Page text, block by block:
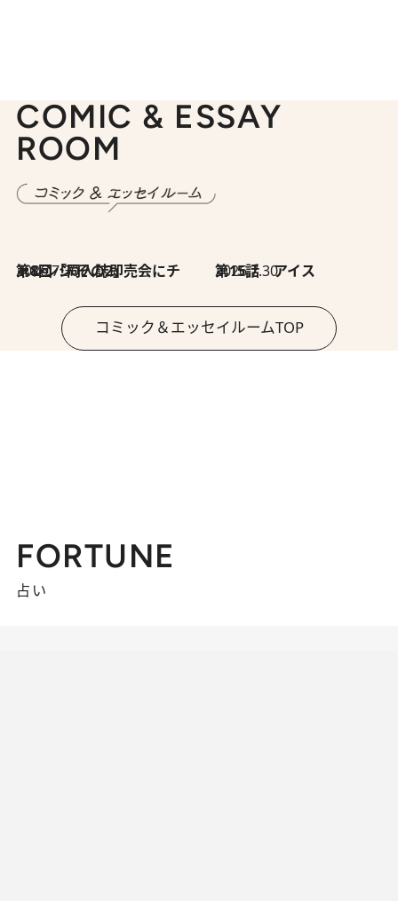
COMIC & ESSAY
ROOM
2026.7.30
第8回「同人誌即売会にチャレンジ その2」 2026.7.30
第15話 アイス
コミック＆エッセイルームTOP
FORTUNE
占い